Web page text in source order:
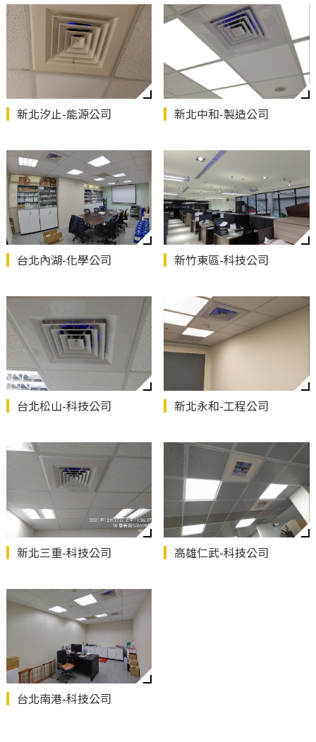
新北汐止-能源公司 新北中和-製造公司
台北內湖-化學公司 新竹東區-科技公司
台北松山-科技公司 新北永和-工程公司
新北三重-科技公司 高雄仁武-科技公司
台北南港-科技公司